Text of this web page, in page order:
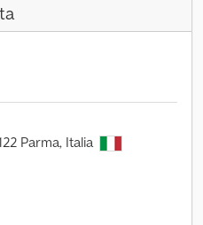
Parma, Italia